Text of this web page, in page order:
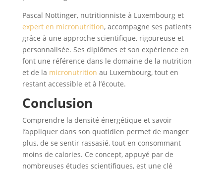
Pascal Nottinger, nutritionniste à Luxembourg et
expert en micronutrition, accompagne ses patients
grâce à une approche scientifique, rigoureuse et
personnalisée. Ses diplômes et son expérience en
font une référence dans le domaine de la nutrition
et de la micronutrition au Luxembourg, tout en
restant accessible et à l’écoute.
Conclusion
Comprendre la densité énergétique et savoir
l’appliquer dans son quotidien permet de manger
plus, de se sentir rassasié, tout en consommant
moins de calories. Ce concept, appuyé par de
nombreuses études scientifiques, est une clé